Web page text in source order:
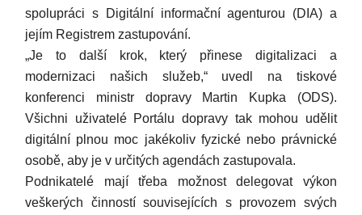
spolupráci s Digitální informační agenturou (DIA) a
jejím Registrem zastupování.
„Je to další krok, který přinese digitalizaci a
modernizaci našich služeb,“ uvedl na tiskové
konferenci ministr dopravy Martin Kupka (ODS).
Všichni uživatelé Portálu dopravy tak mohou udělit
digitální plnou moc jakékoliv fyzické nebo právnické
osobě, aby je v určitých agendách zastupovala.
Podnikatelé mají třeba možnost delegovat výkon
veškerých činností souvisejících s provozem svých